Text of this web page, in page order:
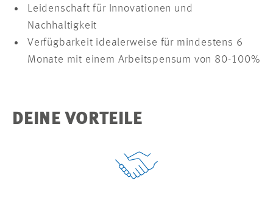
Leidenschaft für Innovationen und
Nachhaltigkeit
Verfügbarkeit idealerweise für mindestens 6
Monate mit einem Arbeitspensum von 80-100%
DEINE VORTEILE